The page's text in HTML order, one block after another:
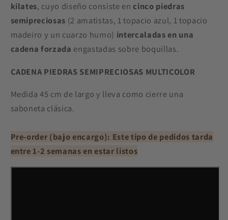
kilates, cuyo diseño consiste en cinco piedras
semipreciosas (2 amatistas, 1 topacio azul, 1 topacio
madeiro y un cuarzo humo) intercaladas en una
cadena forzada engastadas sobre boquillas.
CADENA PIEDRAS SEMIPRECIOSAS MULTICOLOR
Medida 45 cm de largo y lleva como cierre una
saboneta clásica.
Pre-order (bajo encargo): Este tipo de pedidos tarda
entre 1-2 semanas en estar listos